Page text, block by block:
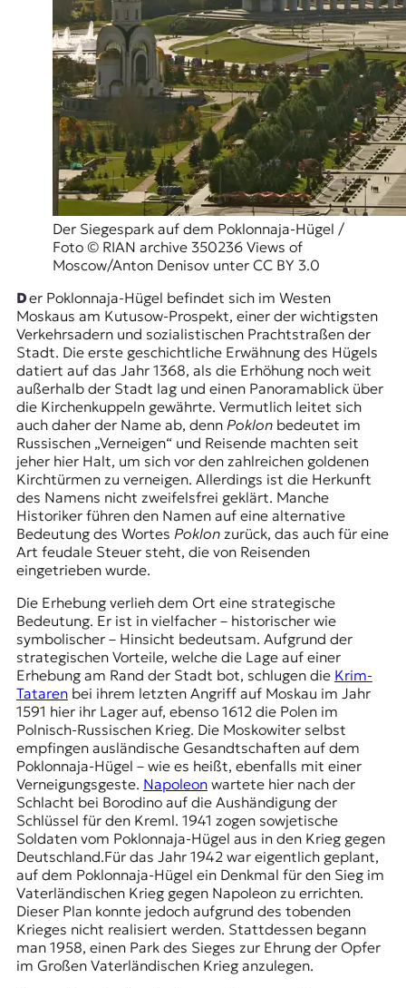
e
n
k
o
m
p
e
t
e
n
z
z
u
O
s
t
u
r
o
p
a
.
Der Siegespark auf dem Poklonnaja-Hügel /
Foto © RIAN archive 350236 Views of
Moscow/Anton Denisov unter CC BY 3.0
Der Poklonnaja-Hügel befindet sich im Westen
Moskaus am Kutusow-Prospekt, einer der wichtigsten
Verkehrsadern und sozialistischen Prachtstraßen der
Stadt. Die erste geschichtliche Erwähnung des Hügels
datiert auf das Jahr 1368, als die Erhöhung noch weit
außerhalb der Stadt lag und einen Panoramablick über
die Kirchenkuppeln gewährte. Vermutlich leitet sich
auch daher der Name ab, denn Poklon bedeutet im
Russischen „Verneigen“ und Reisende machten seit
jeher hier Halt, um sich vor den zahlreichen goldenen
Kirchtürmen zu verneigen. Allerdings ist die Herkunft
des Namens nicht zweifelsfrei geklärt. Manche
Historiker führen den Namen auf eine alternative
Bedeutung des Wortes Poklon zurück, das auch für eine
Art feudale Steuer steht, die von Reisenden
eingetrieben wurde.
Die Erhebung verlieh dem Ort eine strategische
Bedeutung. Er ist in vielfacher – historischer wie
symbolischer – Hinsicht bedeutsam. Aufgrund der
strategischen Vorteile, welche die Lage auf einer
Erhebung am Rand der Stadt bot, schlugen die Krim-
Tatarenbei ihrem letzten Angriff auf Moskau im Jahr
1591 hier ihr Lager auf, ebenso 1612 die Polen im
Polnisch-Russischen Krieg. Die Moskowiter selbst
empfingen ausländische Gesandtschaften auf dem
Poklonnaja-Hügel – wie es heißt, ebenfalls mit einer
Verneigungsgeste. Napoleonwartete hier nach der
Schlacht bei Borodinoauf die Aushändigung der
Schlüssel für den Kreml. 1941 zogen sowjetische
Soldaten vom Poklonnaja-Hügel aus in den Krieg gegen
Deutschland.Für das Jahr 1942 war eigentlich geplant,
auf dem Poklonnaja-Hügel ein Denkmal für den Sieg im
Vaterländischen Krieg gegen Napoleon zu errichten.
Dieser Plan konnte jedoch aufgrund des tobenden
Krieges nicht realisiert werden. Stattdessen begann
man 1958, einen Park des Sieges zur Ehrung der Opfer
im Großen Vaterländischen Krieg anzulegen.